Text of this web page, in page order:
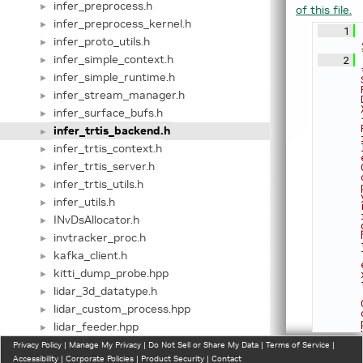
► infer_preprocess.h
► infer_preprocess_kernel.h
► infer_proto_utils.h
► infer_simple_context.h
► infer_simple_runtime.h
► infer_stream_manager.h
► infer_surface_bufs.h
► infer_trtis_backend.h
► infer_trtis_context.h
► infer_trtis_server.h
► infer_trtis_utils.h
► infer_utils.h
► INvDsAllocator.h
► invtracker_proc.h
► kafka_client.h
► kitti_dump_probe.hpp
► lidar_3d_datatype.h
► lidar_custom_process.hpp
► lidar_feeder.hpp
► lidar_file_config.h
of this file.
    1
    2
Privacy Policy | Manage My Privacy | Do Not Sell or Share My Data | Terms of Service |
Accessibility | Corporate Policies | Product Security | Contact